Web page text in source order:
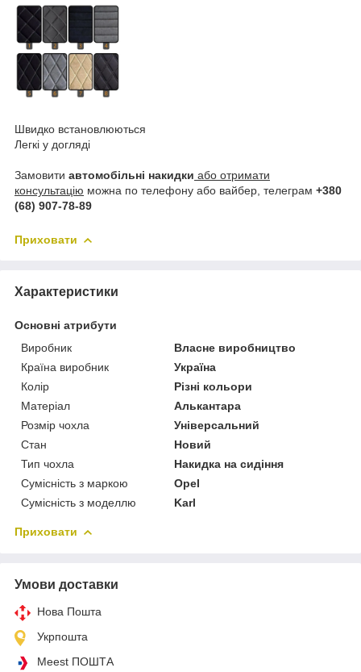
Швидко встановлюються
Легкі у догляді
Замовити автомобільні накидки або отримати
консультацію можна по телефону або вайбер, телеграм +380
(68) 907-78-89
Приховати
Характеристики
Основні атрибути
Виробник
Власне виробництво
Країна виробник
Україна
Колір
Різні кольори
Матеріал
Алькантара
Розмір чохла
Універсальний
Стан
Новий
Тип чохла
Накидка на сидіння
Сумісність з маркою
Opel
Сумісність з моделлю
Karl
Приховати
Умови доставки
Нова Пошта
Укрпошта
Meest ПОШТА